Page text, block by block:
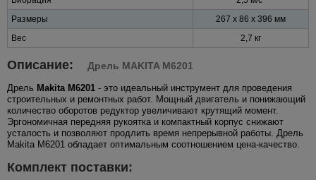
Размеры
267 x 86 x 396 мм
Вес
2,7 кг
Описание: Дрель MAKITA M6201
Дрель Makita M6201 - это идеальный инструмент для проведения
строительных и ремонтных работ. Мощный двигатель и понижающий
количество оборотов редуктор увеличивают крутящий момент.
Эргономичная передняя рукоятка и компактный корпус снижают
усталость и позволяют продлить время непрерывной работы. Дрель
Makita M6201 обладает оптимальным соотношением цена-качество.
Комплект поставки: